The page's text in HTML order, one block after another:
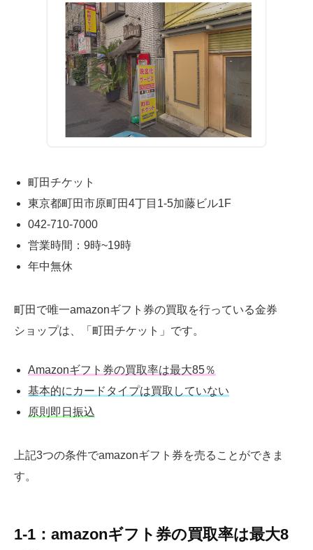
町田チケット
東京都町田市原町田4丁目1-5加藤ビル1F
042-710-7000
営業時間：9時~19時
年中無休
町田で唯一amazonギフト券の買取を行っている金券
ショップは、「町田チケット」です。
Amazonギフト券の買取率は最大85％
基本的にカードタイプは買取していない
原則即日振込
上記3つの条件でamazonギフト券を売ることができま
す。
1-1：amazonギフト券の買取率は最大8